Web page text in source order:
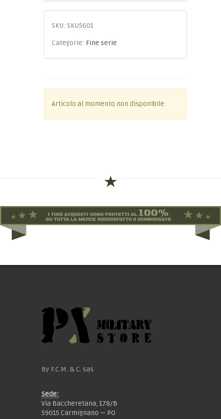
SKU: SKU5601
Categorie: Fine serie
Articolo al momento non disponibile
By F.C.M. & C. sas
Sede:
Via Baccheretana, 178/B
59015 Carmignano — PO